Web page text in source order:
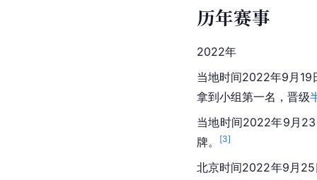
历年赛事
2022年
当地时间2022年9月19
拿到小组第一名，晋级
当地时间2022年9月
牌。
[3]
北京时间2022年9月25